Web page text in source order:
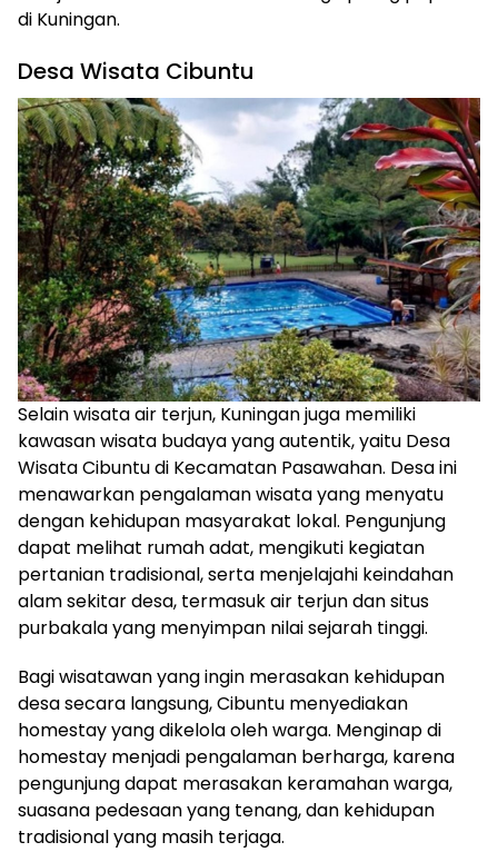
di Kuningan.
Desa Wisata Cibuntu
Selain wisata air terjun, Kuningan juga memiliki
kawasan wisata budaya yang autentik, yaitu Desa
Wisata Cibuntu di Kecamatan Pasawahan. Desa ini
menawarkan pengalaman wisata yang menyatu
dengan kehidupan masyarakat lokal. Pengunjung
dapat melihat rumah adat, mengikuti kegiatan
pertanian tradisional, serta menjelajahi keindahan
alam sekitar desa, termasuk air terjun dan situs
purbakala yang menyimpan nilai sejarah tinggi.
Bagi wisatawan yang ingin merasakan kehidupan
desa secara langsung, Cibuntu menyediakan
homestay yang dikelola oleh warga. Menginap di
homestay menjadi pengalaman berharga, karena
pengunjung dapat merasakan keramahan warga,
suasana pedesaan yang tenang, dan kehidupan
tradisional yang masih terjaga.